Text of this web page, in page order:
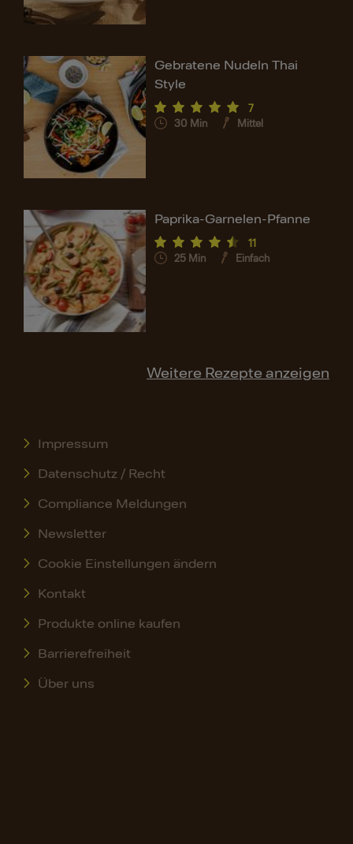
Gebratene Nudeln Thai
Style
7
30 Min Mittel
Paprika-Garnelen-Pfanne
11
25 Min Einfach
Weitere Rezepte anzeigen
Impressum
Datenschutz / Recht
Compliance Meldungen
Newsletter
Cookie Einstellungen ändern
Kontakt
Produkte online kaufen
Barrierefreiheit
Über uns